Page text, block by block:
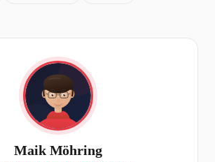
Maik Möhring